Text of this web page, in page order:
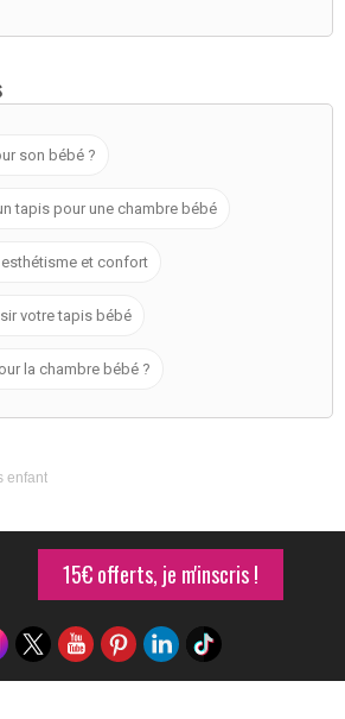
son bébé ?
tapis pour une chambre bébé
et confort
votre tapis bébé
la chambre bébé ?
enfant
15€ offerts, je m'inscris !